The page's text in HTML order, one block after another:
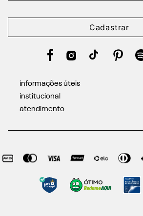
Cadastrar
informações úteis
institucional
atendimento